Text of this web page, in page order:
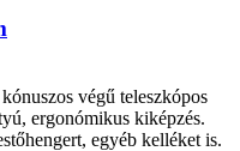
végű teleszkópos
ergonómikus kiképzés.
egyéb kelléket is.